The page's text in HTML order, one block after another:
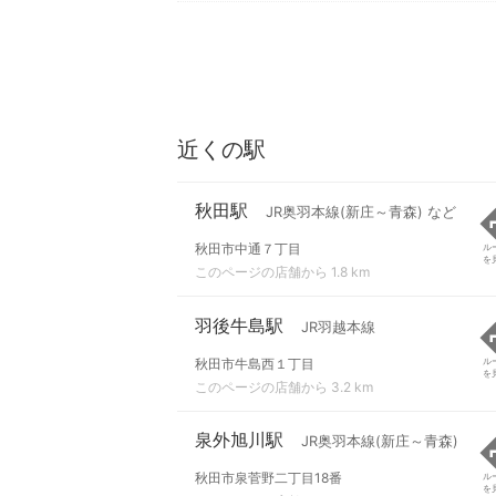
近くの駅
秋田駅 JR奥羽本線(新庄～青森) など
秋田市中通７丁目
このページの店舗から 1.8 km
ル
を
羽後牛島駅 JR羽越本線
秋田市牛島西１丁目
このページの店舗から 3.2 km
ル
を
泉外旭川駅 JR奥羽本線(新庄～青森)
秋田市泉菅野二丁目18番
ル
を